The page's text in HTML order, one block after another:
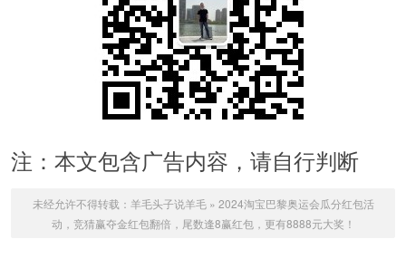
注：本文包含广告内容，请自行判断
未经允许不得转载： 羊毛头子说羊毛» 2024淘宝巴黎奥运会瓜分红包活
动，竞猜赢夺金红包翻倍，尾数逢8赢红包，更有8888元大奖！